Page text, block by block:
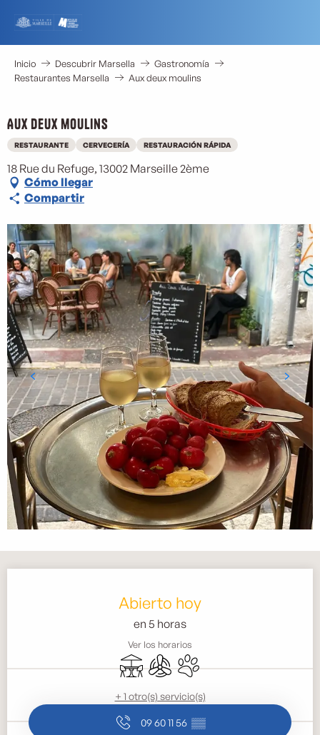
contenu
principal
Inicio Descubrir Marsella
Gastronomía
Restaurantes Marsella
Aux deux moulins
Aux deux moulins
RESTAURANTE CERVECERÍA RESTAURACIÓN RÁPIDA
18 Rue du Refuge, 13002 Marseille 2ème
Cómo llegar
Compartir
Abierto hoy
en 5 horas
Ver los horarios
TerrazaAire Acondicionado
Se aceptan animales
+ 1 otro(s) servicio(s)
09 60 11 56 ▒▒